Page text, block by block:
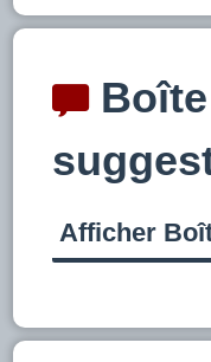
Boîte
Afficher